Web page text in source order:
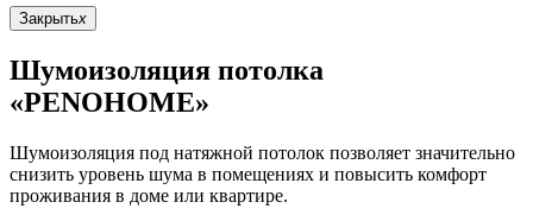
Закрытьx
Шумоизоляция потолка
«PENOHOME»
Шумоизоляция под натяжной потолок позволяет значительно
снизить уровень шума в помещениях и повысить комфорт
проживания в доме или квартире.